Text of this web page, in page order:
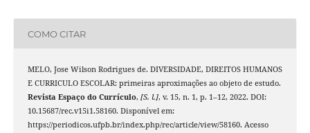
COMO CITAR
MELO, Jose Wilson Rodrigues de. DIVERSIDADE, DIREITOS HUMANOS
E CURRICULO ESCOLAR: primeiras aproximações ao objeto de estudo.
Revista Espaço do Currículo, [S. l.], v. 15, n. 1, p. 1–12, 2022. DOI:
10.15687/rec.v15i1.58160. Disponível em:
https://periodicos.ufpb.br/index.php/rec/article/view/58160. Acesso